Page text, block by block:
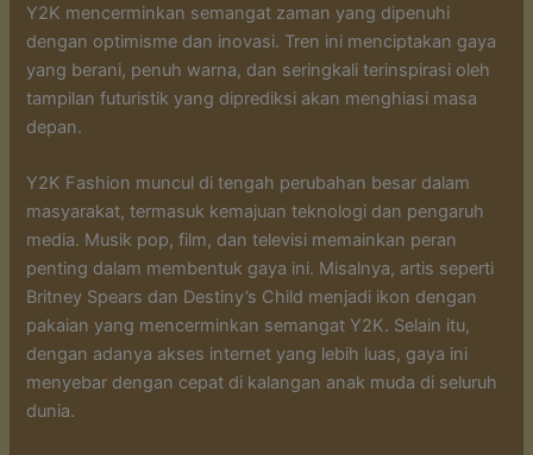
Y2K mencerminkan semangat zaman yang dipenuhi
dengan optimisme dan inovasi. Tren ini menciptakan gaya
yang berani, penuh warna, dan seringkali terinspirasi oleh
tampilan futuristik yang diprediksi akan menghiasi masa
depan.
Y2K Fashion muncul di tengah perubahan besar dalam
masyarakat, termasuk kemajuan teknologi dan pengaruh
media. Musik pop, film, dan televisi memainkan peran
penting dalam membentuk gaya ini. Misalnya, artis seperti
Britney Spears dan Destiny’s Child menjadi ikon dengan
pakaian yang mencerminkan semangat Y2K. Selain itu,
dengan adanya akses internet yang lebih luas, gaya ini
menyebar dengan cepat di kalangan anak muda di seluruh
dunia.